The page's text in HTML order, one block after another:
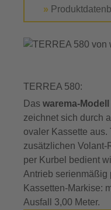
»
TERREA 580:
Das warema-
zeichnet sich durch
ovaler Kassette
zusätzlichen Volant-
per Kurbel bedient
Antrieb serienmäßig
Kassetten-Markise:
Ausfall 3,00 Meter.